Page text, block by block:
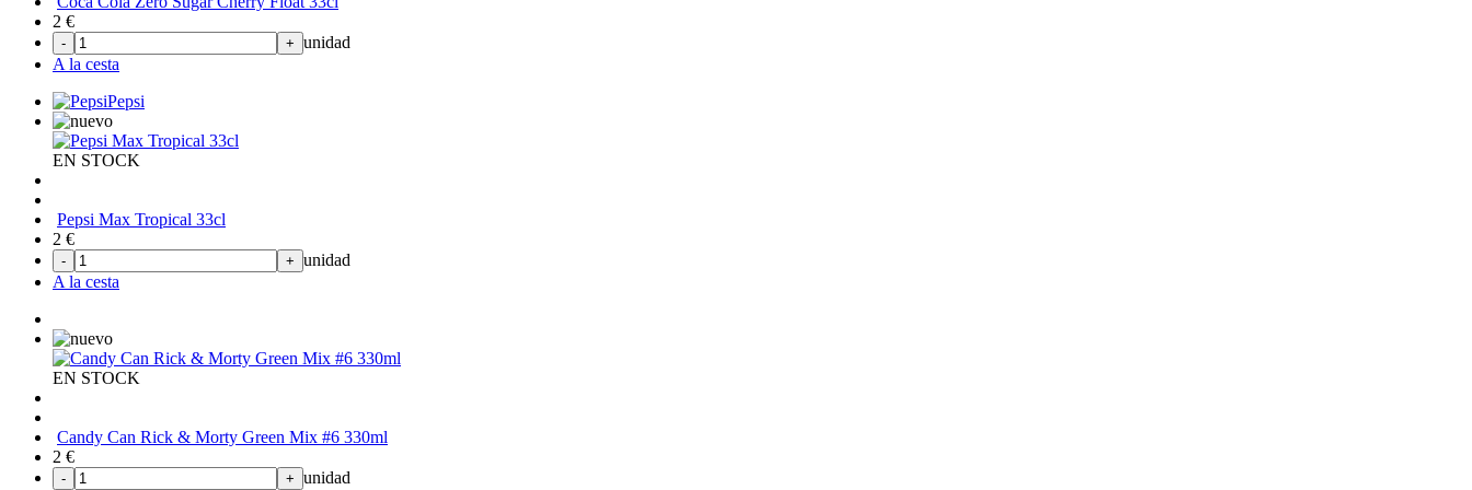
2 €
- + unidad
A la cesta
Pepsi
EN STOCK
Pepsi Max Tropical 33cl
2 €
- + unidad
A la cesta
EN STOCK
Candy Can Rick & Morty Green Mix #6 330ml
2 €
- + unidad